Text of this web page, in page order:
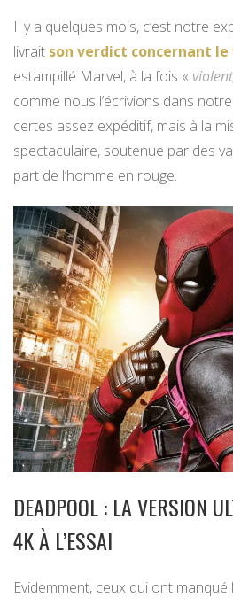
Il y a quelques mois, c’est notre
livrait son verdict concernant
estampillé Marvel, à la fois «
comme nous l’écrivions dans
certes assez expéditif, mais à la
spectaculaire, soutenue par des
part de l’homme en rouge.
DEADPOOL : LA VERSION
4K À L’ESSAI
Evidemment, ceux qui ont manqué